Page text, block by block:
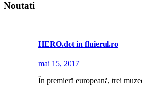
Noutati
HERO.dot in fluierul.ro
mai 15, 2017
În premieră europeană, trei